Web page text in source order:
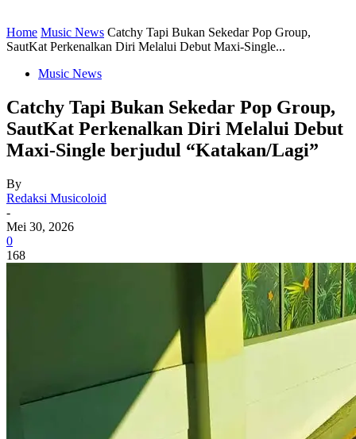
Home Music News Catchy Tapi Bukan Sekedar Pop Group,
SautKat Perkenalkan Diri Melalui Debut Maxi-Single...
Music News
Catchy Tapi Bukan Sekedar Pop Group,
SautKat Perkenalkan Diri Melalui Debut
Maxi-Single berjudul “Katakan/Lagi”
By
Redaksi Musicoloid
-
Mei 30, 2026
0
168